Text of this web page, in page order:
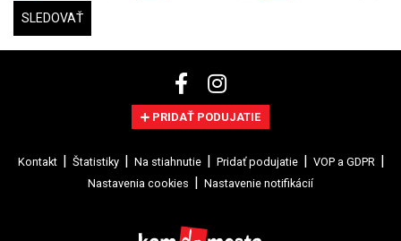
SLEDOVAŤ
PRIDAŤ PODUJATIE
Kontakt Štatistiky Na stiahnutie Pridať podujatie
VOP a GDPR
Nastavenia cookies
Nastavenie notifikácií